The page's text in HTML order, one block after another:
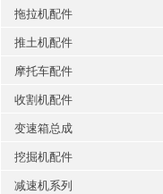
拖拉机配件
推土机配件
摩托车配件
收割机配件
变速箱总成
挖掘机配件
减速机系列